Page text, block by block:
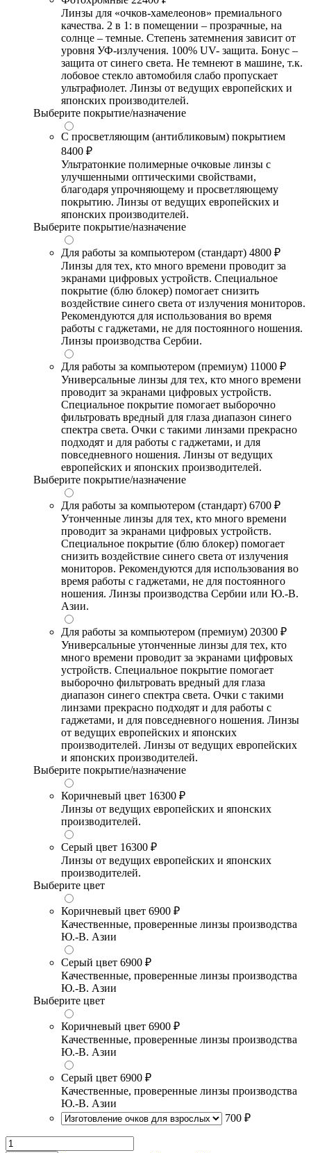
Линзы для «очков-хамелеонов» премиального
качества. 2 в 1: в помещении – прозрачные, на
солнце – темные. Степень затемнения зависит от
уровня УФ-излучения. 100% UV- защита. Бонус –
защита от синего света. Не темнеют в машине, т.к.
лобовое стекло автомобиля слабо пропускает
ультрафиолет. Линзы от ведущих европейских и
японских производителей.
Выберите покрытие/назначение
С просветляющим (антибликовым) покрытием
8400 ₽
Ультратонкие полимерные очковые линзы с
улучшенными оптическими свойствами,
благодаря упрочняющему и просветляющему
покрытию. Линзы от ведущих европейских и
японских производителей.
Выберите покрытие/назначение
Для работы за компьютером (стандарт) 4800 ₽
Линзы для тех, кто много времени проводит за
экранами цифровых устройств. Специальное
покрытие (блю блокер) помогает снизить
воздействие синего света от излучения мониторов.
Рекомендуются для использования во время
работы с гаджетами, не для постоянного ношения.
Линзы производства Сербии.
Для работы за компьютером (премиум) 11000 ₽
Универсальные линзы для тех, кто много времени
проводит за экранами цифровых устройств.
Специальное покрытие помогает выборочно
фильтровать вредный для глаза диапазон синего
спектра света. Очки с такими линзами прекрасно
подходят и для работы с гаджетами, и для
повседневного ношения. Линзы от ведущих
европейских и японских производителей.
Выберите покрытие/назначение
Для работы за компьютером (стандарт) 6700 ₽
Утонченные линзы для тех, кто много времени
проводит за экранами цифровых устройств.
Специальное покрытие (блю блокер) помогает
снизить воздействие синего света от излучения
мониторов. Рекомендуются для использования во
время работы с гаджетами, не для постоянного
ношения. Линзы производства Сербии или Ю.-В.
Азии.
Для работы за компьютером (премиум) 20300 ₽
Универсальные утонченные линзы для тех, кто
много времени проводит за экранами цифровых
устройств. Специальное покрытие помогает
выборочно фильтровать вредный для глаза
диапазон синего спектра света. Очки с такими
линзами прекрасно подходят и для работы с
гаджетами, и для повседневного ношения. Линзы
от ведущих европейских и японских
производителей. Линзы от ведущих европейских
и японских производителей.
Выберите покрытие/назначение
Коричневый цвет 16300 ₽
Линзы от ведущих европейских и японских
производителей.
Серый цвет 16300 ₽
Линзы от ведущих европейских и японских
производителей.
Выберите цвет
Коричневый цвет 6900 ₽
Качественные, проверенные линзы производства
Ю.-В. Азии
Серый цвет 6900 ₽
Качественные, проверенные линзы производства
Ю.-В. Азии
Выберите цвет
Коричневый цвет 6900 ₽
Качественные, проверенные линзы производства
Ю.-В. Азии
Серый цвет 6900 ₽
Качественные, проверенные линзы производства
Ю.-В. Азии
700 ₽